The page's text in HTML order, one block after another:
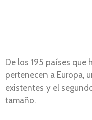
De los 195 países que
pertenecen a Europa,
existentes y el
tamaño.